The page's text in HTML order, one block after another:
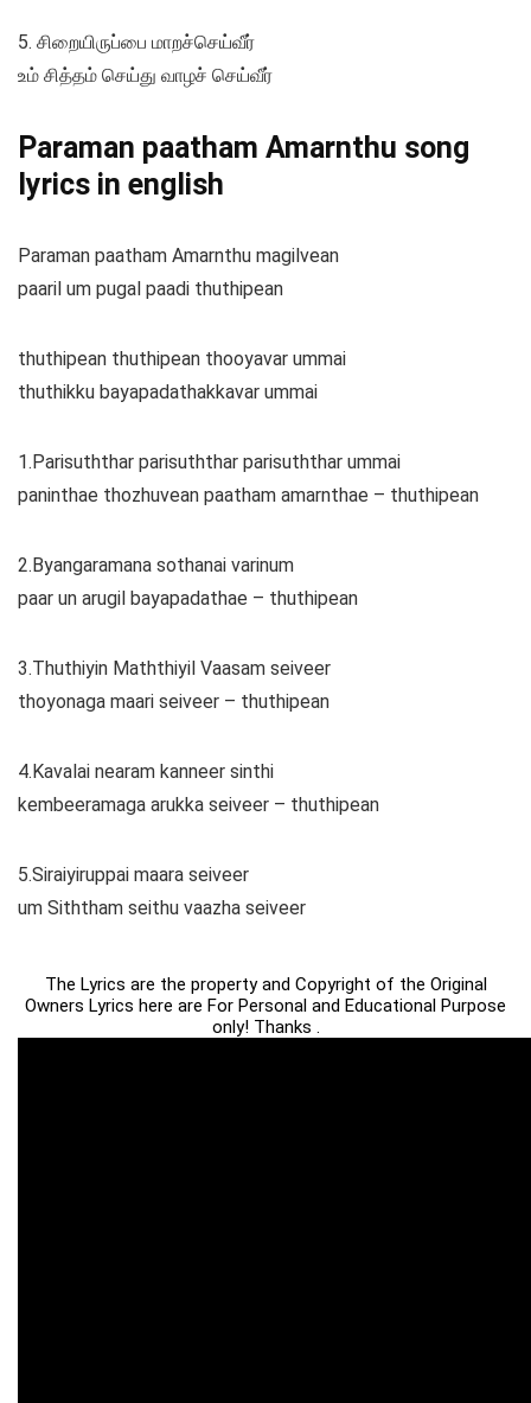
5. சிறையிருப்பை மாறச்செய்வீர்
உம் சித்தம் செய்து வாழச் செய்வீர்
Paraman paatham Amarnthu song
lyrics in english
Paraman paatham Amarnthu magilvean
paaril um pugal paadi thuthipean
thuthipean thuthipean thooyavar ummai
thuthikku bayapadathakkavar ummai
1.Parisuththar parisuththar parisuththar ummai
paninthae thozhuvean paatham amarnthae – thuthipean
2.Byangaramana sothanai varinum
paar un arugil bayapadathae – thuthipean
3.Thuthiyin Maththiyil Vaasam seiveer
thoyonaga maari seiveer – thuthipean
4.Kavalai nearam kanneer sinthi
kembeeramaga arukka seiveer – thuthipean
5.Siraiyiruppai maara seiveer
um Siththam seithu vaazha seiveer
The Lyrics are the property and Copyright of the Original
Owners Lyrics here are For Personal and Educational Purpose
only! Thanks .